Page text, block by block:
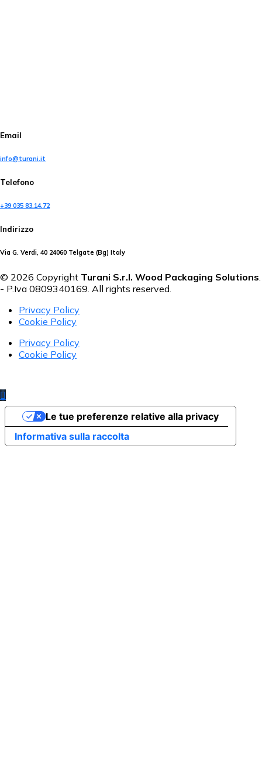
Email
info@turani.it
Telefono
+39 035 83.14.72
Indirizzo
Via G. Verdi, 40 24060 Telgate (Bg) Italy
© 2026 Copyright Turani S.r.l. Wood Packaging Solutions
- P.Iva 0809340169. All rights reserved.
Privacy Policy
Cookie Policy
Privacy Policy
Cookie Policy
Informativa sulla raccolta
Le tue preferenze relative alla privacy